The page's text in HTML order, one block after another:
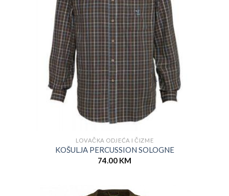
LOVAČKA ODJEĆA I ČIZME
KOŠULJA PERCUSSION SOLOGNE
74.00 KM